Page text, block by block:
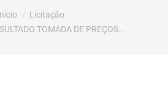
Licitação
TOMADA DE PREÇOS…